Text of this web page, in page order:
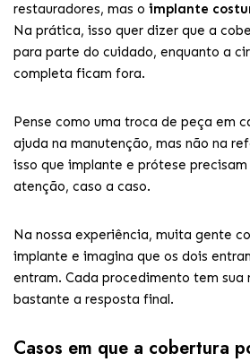
restauradores, mas o implante
Na prática, isso quer dizer que a
para parte do cuidado, enquanto a
completa ficam fora.
Pense como uma troca de peça em
ajuda na manutenção, mas não na
isso que implante e prótese
atenção, caso a caso.
Na nossa experiência, muita gente
implante e imagina que os dois
entram. Cada procedimento tem sua
bastante a resposta final.
Casos em que a cobertura